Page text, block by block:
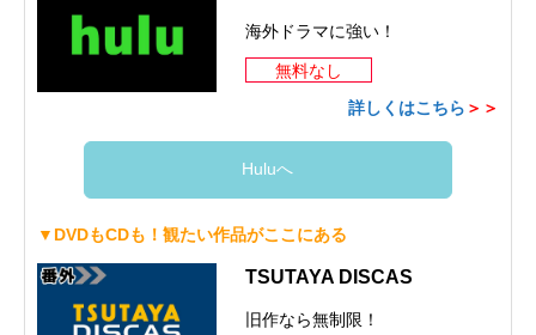
海外ドラマに強い！
無料なし
詳しくはこちら ＞＞
Huluへ
▼DVDもCDも！観たい作品がここにある
TSUTAYA DISCAS
旧作なら無制限！